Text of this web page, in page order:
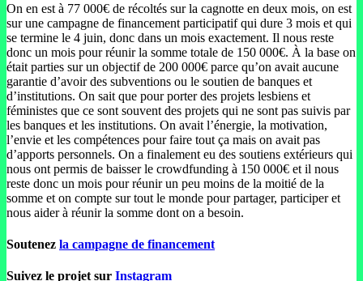
On en est à 77 000€ de récoltés sur la cagnotte en deux mois, on est
sur une campagne de financement participatif qui dure 3 mois et qui
se termine le 4 juin, donc dans un mois exactement. Il nous reste
donc un mois pour réunir la somme totale de 150 000€. À la base on
était parties sur un objectif de 200 000€ parce qu’on avait aucune
garantie d’avoir des subventions ou le soutien de banques et
d’institutions. On sait que pour porter des projets lesbiens et
féministes que ce sont souvent des projets qui ne sont pas suivis par
les banques et les institutions. On avait l’énergie, la motivation,
l’envie et les compétences pour faire tout ça mais on avait pas
d’apports personnels. On a finalement eu des soutiens extérieurs qui
nous ont permis de baisser le crowdfunding à 150 000€ et il nous
reste donc un mois pour réunir un peu moins de la moitié de la
somme et on compte sur tout le monde pour partager, participer et
nous aider à réunir la somme dont on a besoin.
Soutenez la campagne de financement
Suivez le projet sur Instagram